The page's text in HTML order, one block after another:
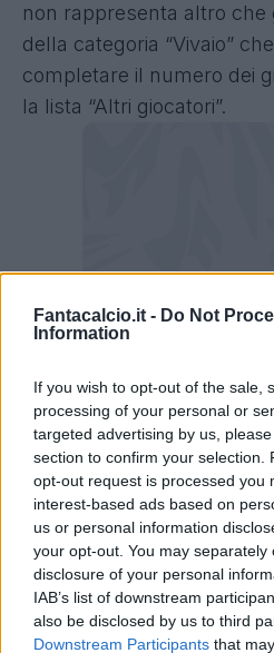
Fantacalcio.it - Do Not
Information
If you wish to opt-out of the sale,
processing of your personal or
targeted advertising by us,
section to confirm your selection.
opt-out request is processed you
interest-based ads based on
us or personal information
your opt-out. You may
disclosure of your personal
IAB’s list of downstream
also be disclosed by us to third
Downstream Participants that
non rappresenta altro che
della categoria “Vivaio”
completare il numero dei
la lista “Altri giocatori”.